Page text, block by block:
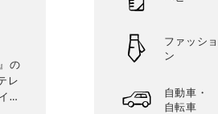
の
レ
ス
ファッショ
ン
自動車・
自転車